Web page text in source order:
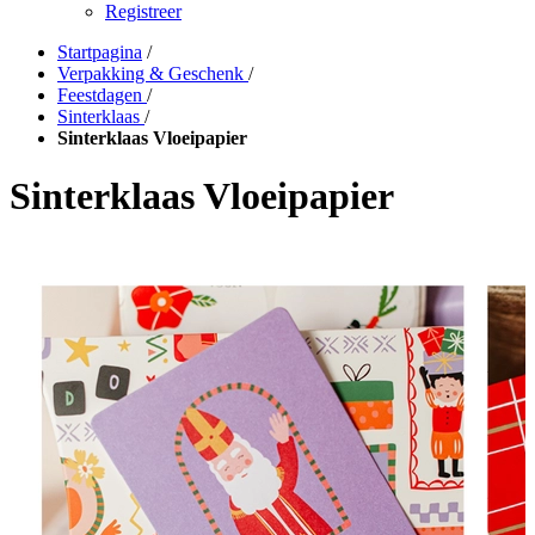
Registreer
Startpagina /
Verpakking & Geschenk /
Feestdagen /
Sinterklaas /
Sinterklaas Vloeipapier
Sinterklaas Vloeipapier